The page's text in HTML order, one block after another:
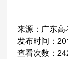
来源：广东
发布时间：
查看次数：